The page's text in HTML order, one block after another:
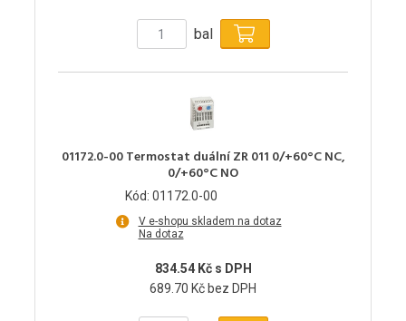
bal
01172.0-00 Termostat duální ZR 011 0/+60°C NC,
0/+60°C NO
Kód: 01172.0-00
V e-shopu skladem na dotaz
Na dotaz
834.54 Kč s DPH
689.70 Kč bez DPH